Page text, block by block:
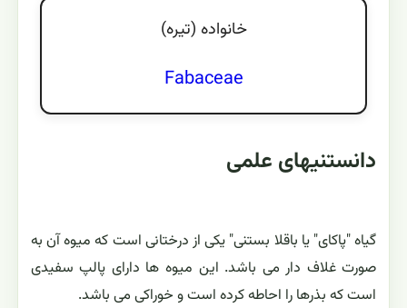
خانواده (تيره)
Fabaceae
دانستنیهای علمی
گیاه "پاکای" یا باقلا بستنی" یکی از درختانی است که میوه آن به
صورت غلاف دار می باشد. این میوه ها دارای پالپ سفیدی
است که بذرها را احاطه کرده است و خوراکی می باشد.